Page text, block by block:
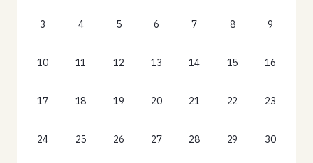
3 4 5 6 7 8 9
10 11 12 13 14 15 16
17 18 19 20 21 22 23
24 25 26 27 28 29 30